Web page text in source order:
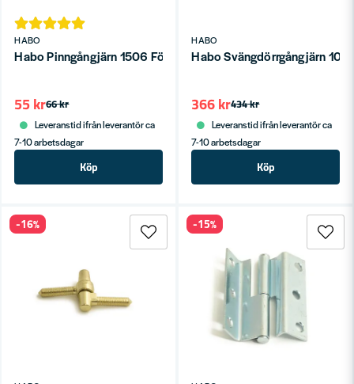
HABO
Habo Pinngångjärn 1506 Förm SB
66 kr
55 kr
Leveranstid ifrån leverantör ca
7-10 arbetsdagar
Köp
HABO
Habo Svängdörrgångjärn 10
434 kr
366 kr
Leveranstid ifrån leverantör ca
7-10 arbetsdagar
Köp
-16% -15%